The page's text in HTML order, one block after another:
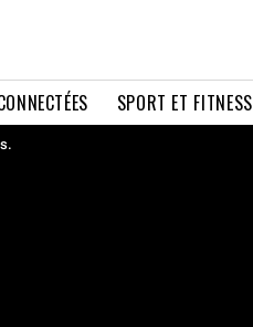
SPORT ET FITNESS